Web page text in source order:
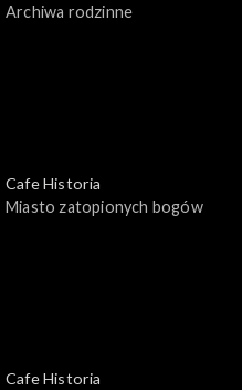
Archiwa rodzinne
Cafe Historia
Miasto zatopionych bogów
Cafe Historia